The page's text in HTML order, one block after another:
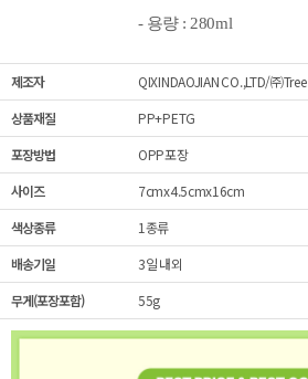
- 용량 : 280ml
제조자
QIXINDAOJIAN CO.,LTD/㈜Tree
상품재질
PP+PETG
포장방법
OPP포장
사이즈
7cmx4.5cmx16cm
색상종류
1종류
배송기일
3일 내외
무게(포장포함)
55g